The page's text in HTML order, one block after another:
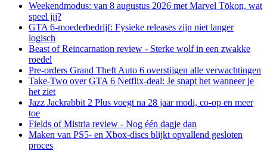
Weekendmodus: van 8 augustus 2026 met Marvel Tōkon, wat
speel jij?
GTA 6-moederbedrijf: Fysieke releases zijn niet langer
logisch
Beast of Reincarnation review - Sterke wolf in een zwakke
roedel
Pre-orders Grand Theft Auto 6 overstijgen alle verwachtingen
Take-Two over GTA 6 Netflix-deal: Je snapt het wanneer je
het ziet
Jazz Jackrabbit 2 Plus voegt na 28 jaar modi, co-op en meer
toe
Fields of Mistria review - Nog één dagje dan
Maken van PS5- en Xbox-discs blijkt opvallend gesloten
proces